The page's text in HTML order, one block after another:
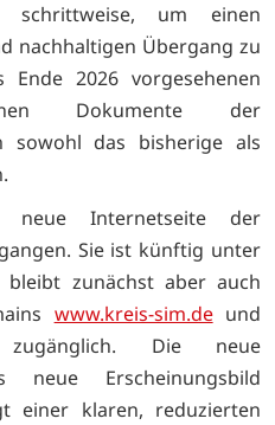
um einen
nachhaltigen Übergang zu
2026 vorgesehenen
Dokumente der
sowohl das bisherige als
Internetseite der
Sie ist künftig unter
bleibt zunächst aber auch
www.kreis-sim.deund
Die neue
Erscheinungsbild
einer klaren, reduzierten